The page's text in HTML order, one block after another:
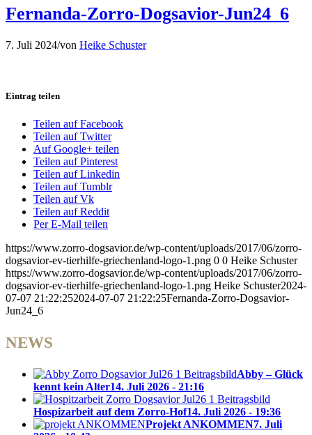
Fernanda-Zorro-Dogsavior-Jun24_6
7. Juli 2024/von Heike Schuster
Eintrag teilen
Teilen auf Facebook
Teilen auf Twitter
Auf Google+ teilen
Teilen auf Pinterest
Teilen auf Linkedin
Teilen auf Tumblr
Teilen auf Vk
Teilen auf Reddit
Per E-Mail teilen
https://www.zorro-dogsavior.de/wp-content/uploads/2017/06/zorro-
dogsavior-ev-tierhilfe-griechenland-logo-1.png 0 0 Heike Schuster
https://www.zorro-dogsavior.de/wp-content/uploads/2017/06/zorro-
dogsavior-ev-tierhilfe-griechenland-logo-1.png Heike Schuster2024-
07-07 21:22:252024-07-07 21:22:25Fernanda-Zorro-Dogsavior-
Jun24_6
NEWS
Abby – Glück
kennt kein Alter14. Juli 2026 - 21:16
Hospizarbeit auf dem Zorro-Hof14. Juli 2026 - 19:36
Projekt ANKOMMEN7. Juli